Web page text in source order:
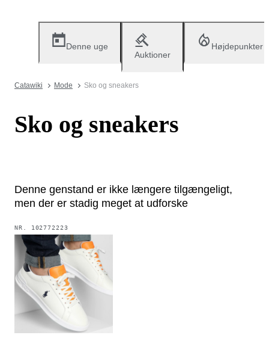
Denne uge
Auktioner
Højdepunkter
Catawiki Mode Sko og sneakers
Sko og sneakers
Denne genstand er ikke længere tilgængeligt,
men der er stadig meget at udforske
NR. 102772223